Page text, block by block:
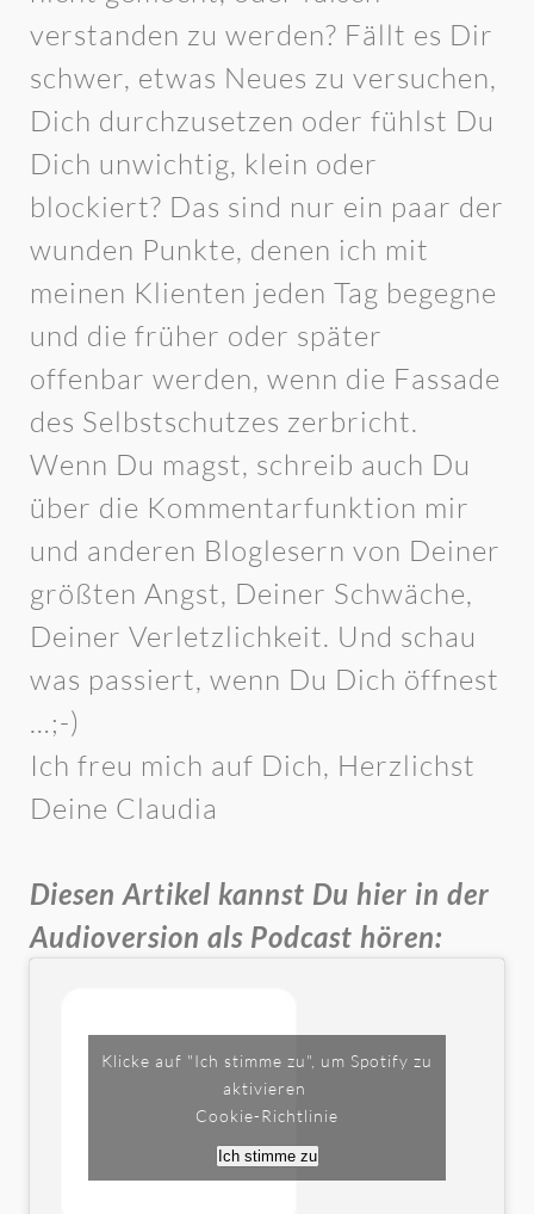
verstanden zu werden? Fällt es Dir
schwer, etwas Neues zu versuchen,
Dich durchzusetzen oder fühlst Du
Dich unwichtig, klein oder
blockiert? Das sind nur ein paar der
wunden Punkte, denen ich mit
meinen Klienten jeden Tag begegne
und die früher oder später
offenbar werden, wenn die Fassade
des Selbstschutzes zerbricht.
Wenn Du magst, schreib auch Du
über die Kommentarfunktion mir
und anderen Bloglesern von Deiner
größten Angst, Deiner Schwäche,
Deiner Verletzlichkeit. Und schau
was passiert, wenn Du Dich öffnest
…;-)
Ich freu mich auf Dich, Herzlichst
Deine Claudia
Diesen Artikel kannst Du hier in der
Audioversion als Podcast hören:
Klicke auf "Ich stimme zu", um Spotify zu
aktivieren
Cookie-Richtlinie
Ich stimme zu